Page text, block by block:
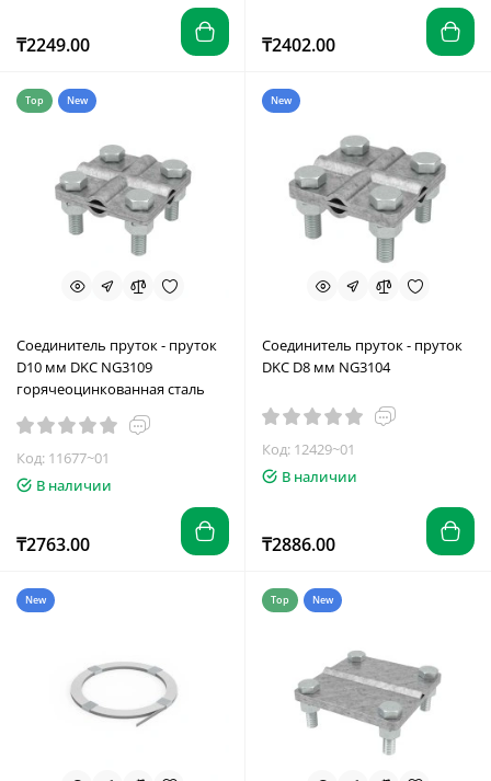
₸2249.00 ₸2402.00
Top New
Соединитель пруток - пруток
D10 мм DKC NG3109
горячеоцинкованная сталь
Код: 11677~01
В наличии
₸2763.00
New
Соединитель пруток - пруток
DKC D8 мм NG3104
Код: 12429~01
В наличии
₸2886.00
New Top New